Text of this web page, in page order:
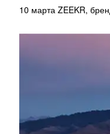
10 марта ZEEKR,